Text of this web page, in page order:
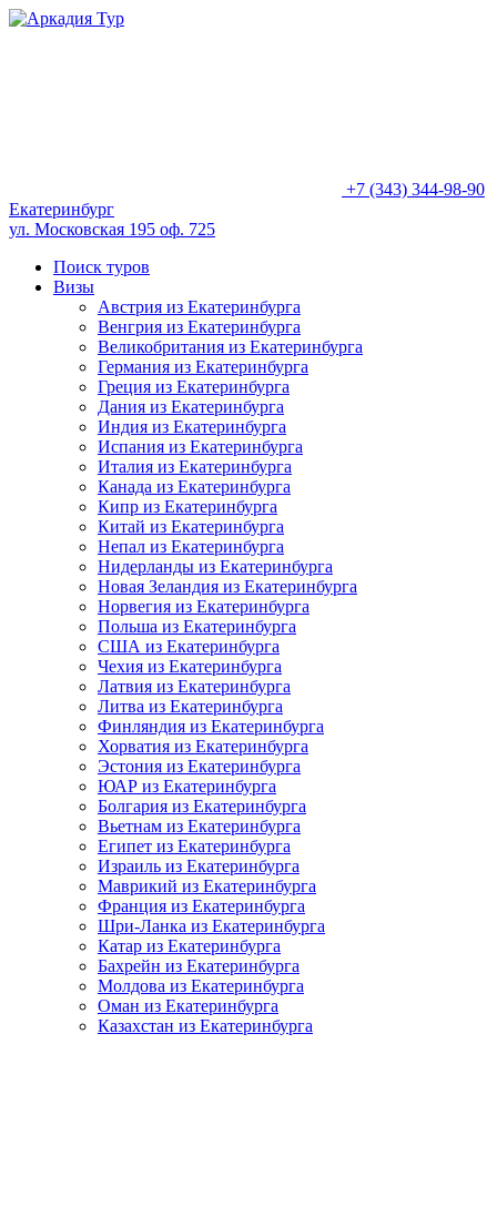
+7 (343) 344-98-90
Екатеринбург
ул. Московская 195 оф. 725
Поиск туров
Визы
Австрия из Екатеринбурга
Венгрия из Екатеринбурга
Великобритания из Екатеринбурга
Германия из Екатеринбурга
Греция из Екатеринбурга
Дания из Екатеринбурга
Индия из Екатеринбурга
Испания из Екатеринбурга
Италия из Екатеринбурга
Канада из Екатеринбурга
Кипр из Екатеринбурга
Китай из Екатеринбурга
Непал из Екатеринбурга
Нидерланды из Екатеринбурга
Новая Зеландия из Екатеринбурга
Норвегия из Екатеринбурга
Польша из Екатеринбурга
США из Екатеринбурга
Чехия из Екатеринбурга
Латвия из Екатеринбурга
Литва из Екатеринбурга
Финляндия из Екатеринбурга
Хорватия из Екатеринбурга
Эстония из Екатеринбурга
ЮАР из Екатеринбурга
Болгария из Екатеринбурга
Вьетнам из Екатеринбурга
Египет из Екатеринбурга
Израиль из Екатеринбурга
Маврикий из Екатеринбурга
Франция из Екатеринбурга
Шри-Ланка из Екатеринбурга
Катар из Екатеринбурга
Бахрейн из Екатеринбурга
Молдова из Екатеринбурга
Оман из Екатеринбурга
Казахстан из Екатеринбурга